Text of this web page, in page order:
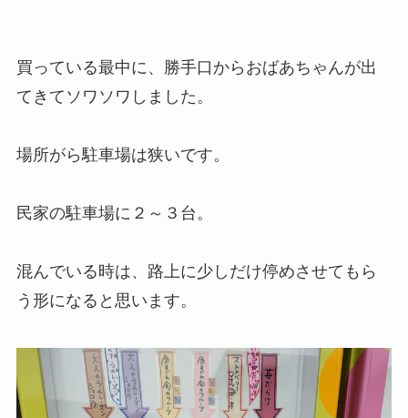
買っている最中に、勝手口からおばあちゃんが出
てきてソワソワしました。
場所がら駐車場は狭いです。
民家の駐車場に２～３台。
混んでいる時は、路上に少しだけ停めさせてもら
う形になると思います。